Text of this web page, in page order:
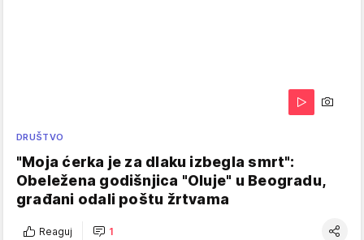
DRUŠTVO
"Moja ćerka je za dlaku izbegla smrt":
Obeležena godišnjica "Oluje" u Beogradu,
građani odali poštu žrtvama
Reaguj 1